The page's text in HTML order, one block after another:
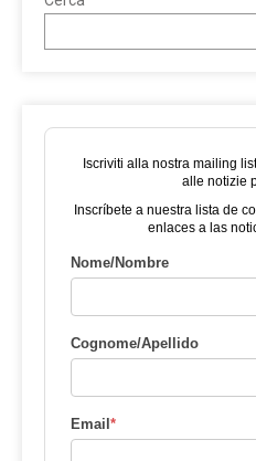
Iscriviti alla nostra mailing
alle notizie
Inscríbete a nuestra lista de
enlaces a las
Nome/Nombre
Cognome/Apellido
Email*